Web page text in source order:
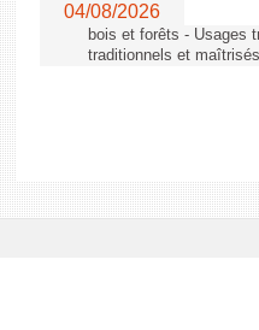
04/08/2026
bois et forêts - Usages
traditionnels et